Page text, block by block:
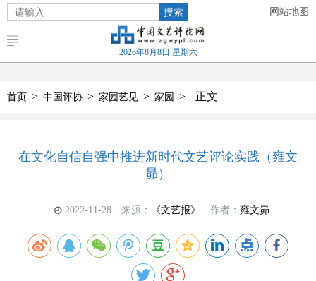
搜索 网站地图
2026年8月8日 星期六
首页 > 中国评协 > 家园艺见 > 家园 > 正文
在文化自信自强中推进新时代文艺评论实践（雍文
昴）
2022-11-28 来源： 《文艺报》 作者： 雍文昴